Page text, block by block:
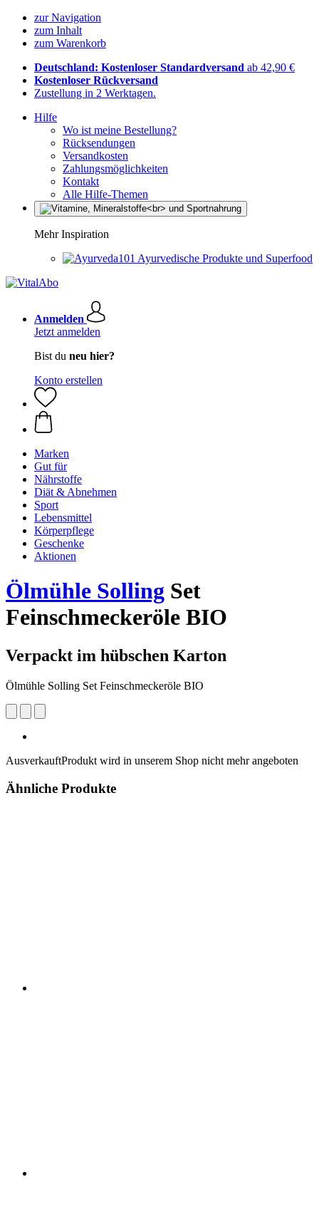
zur Navigation
zum Inhalt
zum Warenkorb
Deutschland: Kostenloser Standardversand ab 42,90 €
Kostenloser Rückversand
Zustellung in 2 Werktagen.
Hilfe
Wo ist meine Bestellung?
Rücksendungen
Versandkosten
Zahlungsmöglichkeiten
Kontakt
Alle Hilfe-Themen
Mehr Inspiration
Ayurvedische Produkte und Superfood
Anmelden
Jetzt anmelden
Bist du neu hier?
Konto erstellen
Marken
Gut für
Nährstoffe
Diät & Abnehmen
Sport
Lebensmittel
Körperpflege
Geschenke
Aktionen
Ölmühle Solling Set
Feinschmeckeröle BIO
Verpackt im hübschen Karton
Ölmühle Solling Set Feinschmeckeröle BIO
AusverkauftProdukt wird in unserem Shop nicht mehr angeboten
Ähnliche Produkte